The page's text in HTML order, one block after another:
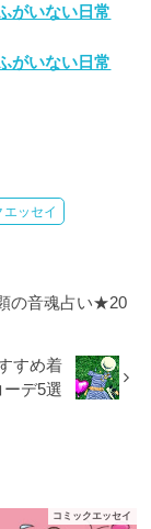
がいない日常
がいない日常
エッセイ
の音魂占い★20
すめ着
ーデ5選
コミックエッセイ